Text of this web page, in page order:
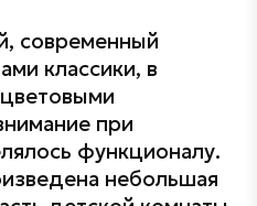
современный
классики, в
при
функционалу.
небольшая